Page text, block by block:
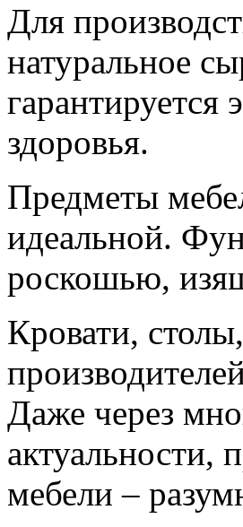
Для
натуральное
гарантируется
здоровья.
Предметы
идеальной.
роскошью,
Кровати,
Даже через
актуальности,
мебели –